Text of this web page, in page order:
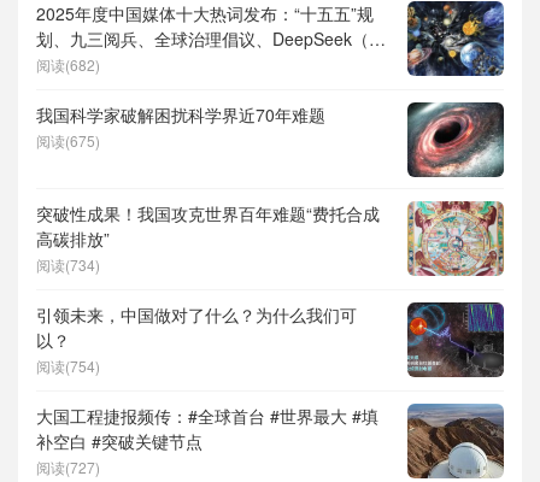
2025年度中国媒体十大热词发布：“十五五”规
划、九三阅兵、全球治理倡议、DeepSeek（深
度求索）、人形机器人、苏超、票根经济、育
阅读(682)
我国科学家破解困扰科学界近70年难题
阅读(675)
突破性成果！我国攻克世界百年难题“费托合成
高碳排放”
阅读(734)
引领未来，中国做对了什么？为什么我们可
以？
阅读(754)
大国工程捷报频传：#全球首台 #世界最大 #填
补空白 #突破关键节点
阅读(727)